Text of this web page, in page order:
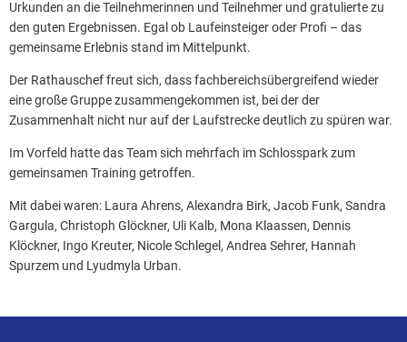
Urkunden an die Teilnehmerinnen und Teilnehmer und gratulierte zu
den guten Ergebnissen. Egal ob Laufeinsteiger oder Profi – das
gemeinsame Erlebnis stand im Mittelpunkt.
Der Rathauschef freut sich, dass fachbereichsübergreifend wieder
eine große Gruppe zusammengekommen ist, bei der der
Zusammenhalt nicht nur auf der Laufstrecke deutlich zu spüren war.
Im Vorfeld hatte das Team sich mehrfach im Schlosspark zum
gemeinsamen Training getroffen.
Mit dabei waren: Laura Ahrens, Alexandra Birk, Jacob Funk, Sandra
Gargula, Christoph Glöckner, Uli Kalb, Mona Klaassen, Dennis
Klöckner, Ingo Kreuter, Nicole Schlegel, Andrea Sehrer, Hannah
Spurzem und Lyudmyla Urban.